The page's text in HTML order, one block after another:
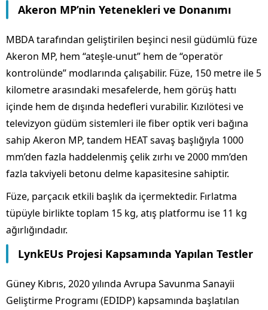
Akeron MP’nin Yetenekleri ve Donanımı
MBDA tarafından geliştirilen beşinci nesil güdümlü füze
Akeron MP, hem “ateşle-unut” hem de “operatör
kontrolünde” modlarında çalışabilir. Füze, 150 metre ile 5
kilometre arasındaki mesafelerde, hem görüş hattı
içinde hem de dışında hedefleri vurabilir. Kızılötesi ve
televizyon güdüm sistemleri ile fiber optik veri bağına
sahip Akeron MP, tandem HEAT savaş başlığıyla 1000
mm’den fazla haddelenmiş çelik zırhı ve 2000 mm’den
fazla takviyeli betonu delme kapasitesine sahiptir.
Füze, parçacık etkili başlık da içermektedir. Fırlatma
tüpüyle birlikte toplam 15 kg, atış platformu ise 11 kg
ağırlığındadır.
LynkEUs Projesi Kapsamında Yapılan Testler
Güney Kıbrıs, 2020 yılında Avrupa Savunma Sanayii
Geliştirme Programı (EDIDP) kapsamında başlatılan